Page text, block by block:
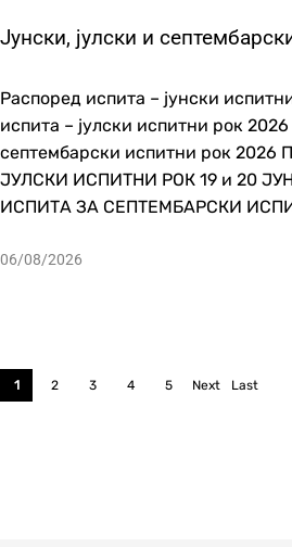
Јунски, јулски и
Распоред испита – јунски
испита – јулски испитни рок
септембарски испитни рок
ЈУЛСКИ ИСПИТНИ РОК 19 и 20
ИСПИТА ЗА СЕПТЕМБАРСКИ
06/08/2026
1 2 3 4 5 Next Last